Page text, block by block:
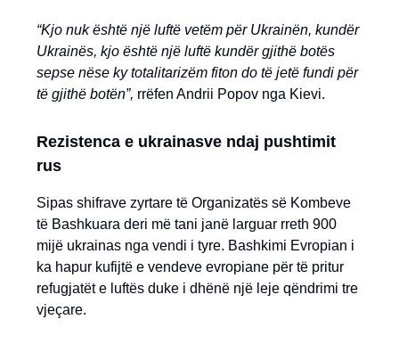
“Kjo nuk është një luftë vetëm për Ukrainën, kundër
Ukrainës, kjo është një luftë kundër gjithë botës
sepse nëse ky totalitarizëm fiton do të jetë fundi për
të gjithë botën”, rrëfen Andrii Popov nga Kievi.
Rezistenca e ukrainasve ndaj pushtimit
rus
Sipas shifrave zyrtare të Organizatës së Kombeve
të Bashkuara deri më tani janë larguar rreth 900
mijë ukrainas nga vendi i tyre. Bashkimi Evropian i
ka hapur kufijtë e vendeve evropiane për të pritur
refugjatët e luftës duke i dhënë një leje qëndrimi tre
vjeçare.